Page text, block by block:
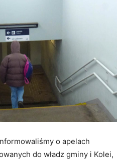
o apelach
do władz gminy i Kolei,